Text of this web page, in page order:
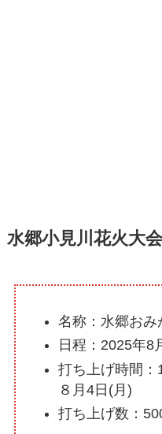
水郷小見川花火大
名称：水郷おみ
日程：2025年8
打ち上げ時間
８月4日(月)
打ち上げ数：